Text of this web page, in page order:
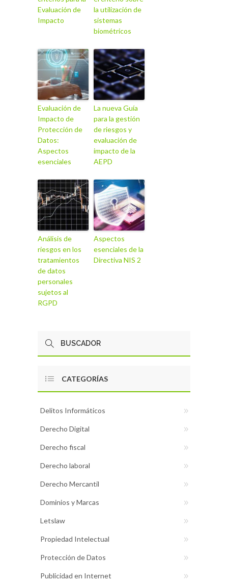
Evaluación de
Impacto
la utilización de
sistemas
biométricos
Evaluación de
Impacto de
Protección de
Datos:
Aspectos
esenciales
La nueva Guía
para la gestión
de riesgos y
evaluación de
impacto de la
AEPD
Análisis de
riesgos en los
tratamientos
de datos
personales
sujetos al
RGPD
Aspectos
esenciales de la
Directiva NIS 2
CATEGORÍAS
Delitos Informáticos
Derecho Digital
Derecho fiscal
Derecho laboral
Derecho Mercantil
Dominios y Marcas
Letslaw
Propiedad Intelectual
Protección de Datos
Publicidad en Internet